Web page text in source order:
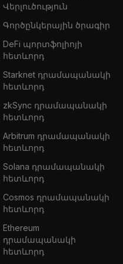
Վերլուծություն
Գործընկերային ծրագիր
DeFi պորտֆոլիոյի
հետևորդ
Starknet դրամապանակի
հետևորդ
zkSync դրամապանակի
հետևորդ
Arbitrum դրամապանակի
հետևորդ
Solana դրամապանակի
հետևորդ
Cosmos դրամապանակի
հետևորդ
Ethereum
դրամապանակի
հետևորդ